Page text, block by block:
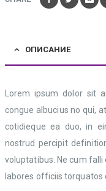
ОПИСАНИЕ
Lorem ipsum dolor sit
congue albucius no qui,
cotidieque ea duo, in
nostrud percipit
voluptatibus. Ne cum falli
labores officiis torquatos